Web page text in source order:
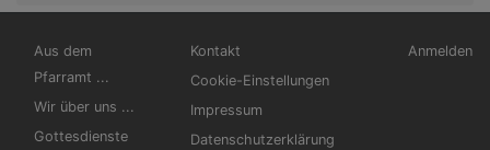
Hauptnavigation
Aus dem
Pfarramt ...
Wir über uns ...
Gottesdienste
Fußbereichsmenü
Kontakt
Cookie-Einstellungen
Impressum
Datenschutzerklärung
Anmelden